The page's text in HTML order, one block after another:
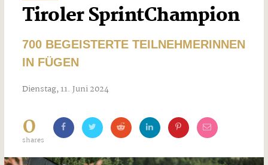
Tiroler SprintChampion
700 BEGEISTERTE TEILNEHMERINNEN
IN FÜGEN
Dienstag, 11. Juni 2024
0
shares